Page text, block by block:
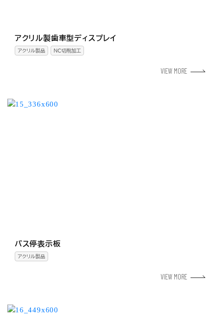
アクリル製歯車型ディスプレイ
アクリル製品 NC切削加工
VIEW MORE
バス停表示板
アクリル製品
VIEW MORE